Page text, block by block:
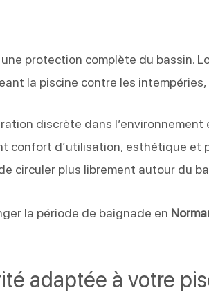
protection complète du bassin.
la piscine contre les
discrète dans l’environnement
confort d’utilisation, esthétique et
circuler plus librement autour du
la période de baignade en
adaptée à votre